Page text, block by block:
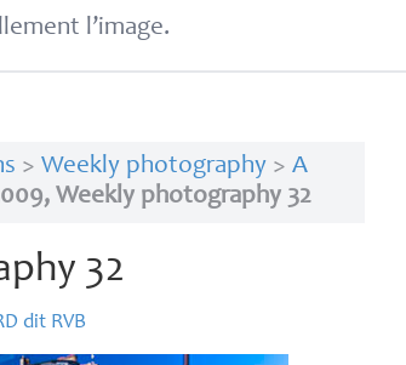
l’image.
> Weekly photography> A
Weekly photography 32
32
dit RVB